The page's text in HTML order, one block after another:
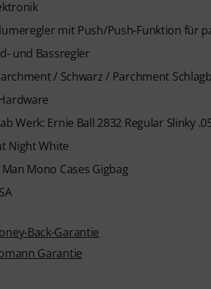
mit Push/Push-Funktion für
und Bassregler
/ Schwarz / Parchment
Werk: Ernie Ball 2832 Regular Slinky
Night White
Mono Cases Gigbag
Back-Garantie
Garantie